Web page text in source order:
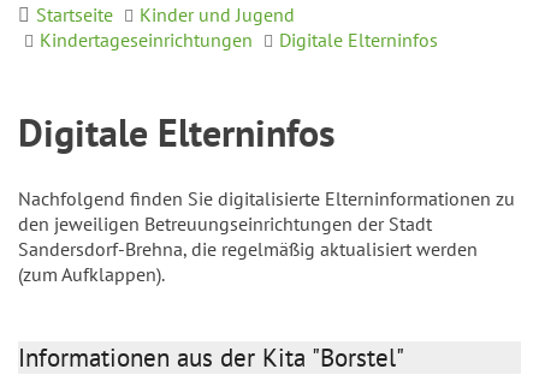
Startseite
Kinder und Jugend
Kindertageseinrichtungen
Digitale Elterninfos
Digitale Elterninfos
Nachfolgend finden Sie digitalisierte Elterninformationen zu
den jeweiligen Betreuungseinrichtungen der Stadt
Sandersdorf-Brehna, die regelmäßig aktualisiert werden
(zum Aufklappen).
Informationen aus der Kita "Borstel"